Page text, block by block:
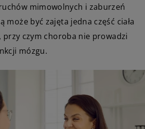
mimowolnych i zaburzeń
może być zajęta jedna część ciała
przy czym choroba nie prowadzi
mózgu.